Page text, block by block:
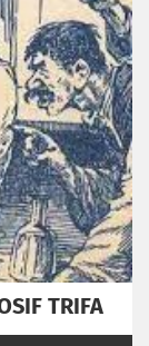
TRIFA